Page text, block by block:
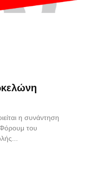
η συνάντηση
του